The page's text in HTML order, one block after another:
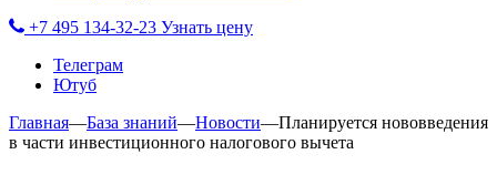
+7 495 134-32-23 Узнать цену
Телеграм
Ютуб
Главная—База знаний—Новости—Планируется нововведения
в части инвестиционного налогового вычета